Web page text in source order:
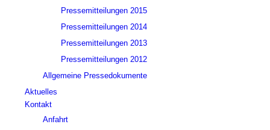
Pressemitteilungen 2015
Pressemitteilungen 2014
Pressemitteilungen 2013
Pressemitteilungen 2012
Allgemeine Pressedokumente
Aktuelles
Kontakt
Anfahrt